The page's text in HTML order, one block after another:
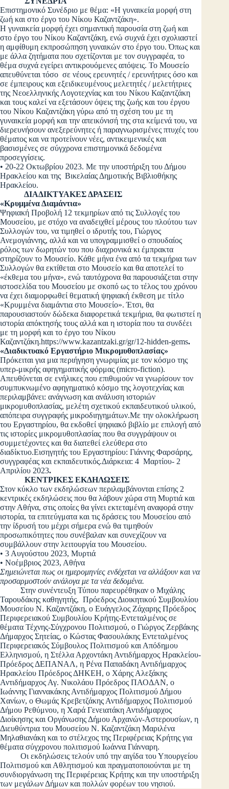
Επιστημονικό Συνέδριο με θέμα: «Η γυναικεία μορφή στη
ζωή και στο έργο του Νίκου Καζαντζάκη».
Η γυναικεία μορφή έχει σημαντική παρουσία στη ζωή και
στο έργο του Νίκου Καζαντζάκη, ενώ συχνά έχει σχολιαστεί
η αμφίθυμη εκπροσώπηση γυναικών στο έργο του. Όπως και
με άλλα ζητήματα που σχετίζονται με τον συγγραφέα, το
θέμα συχνά εγείρει αντικρουόμενες απόψεις. Το Μουσείο
απευθύνεται τόσο σε νέους ερευνητές / ερευνήτριες όσο και
σε έμπειρους και εξειδικευμένους μελετητές / μελετήτριες
της Νεοελληνικής Λογοτεχνίας και του Νίκου Καζαντζάκη
και τους καλεί να εξετάσουν όψεις της ζωής και του έργου
του Νίκου Καζαντζάκη γύρω από τη σχέση του με τη
γυναικεία μορφή και την απεικόνισή της στα κείμενά του, να
διερευνήσουν ανεξερεύνητες ή παραγνωρισμένες πτυχές του
θέματος και να προτείνουν νέες, αντικειμενικές και
βασισμένες σε σύγχρονα επιστημονικά δεδομένα
προσεγγίσεις.
• 20-22 Οκτωβρίου 2023. Με την υποστήριξη του Δήμου
Ηρακλείου και της Βικελαίας Δημοτικής Βιβλιοθήκης
Ηρακλείου.
ΔΙΑΔΙΚΤΥΑΚΕΣ ΔΡΑΣΕΙΣ
«Κρυμμένα Διαμάντια»
Ψηφιακή Προβολή 12 τεκμηρίων από τις Συλλογές του
Μουσείου, με στόχο να αναδειχθεί μέρους του πλούτου των
Συλλογών του, να τιμηθεί ο ιδρυτής του, Γιώργος
Ανεμογιάννης, αλλά και να υπογραμμισθεί ο σπουδαίος
ρόλος των δωρητών του που διαχρονικά κι έμπρακτα
στηρίζουν το Μουσείο. Κάθε μήνα ένα από τα τεκμήρια των
Συλλογών θα εκτίθεται στο Μουσείο και θα αποτελεί το
«έκθεμα του μήνα», ενώ ταυτόχρονα θα παρουσιάζεται στην
ιστοσελίδα του Μουσείου με σκοπό ως το τέλος του χρόνου
να έχει διαμορφωθεί θεματική ψηφιακή έκθεση με τίτλο
«Κρυμμένα διαμάντια στο Μουσείο». Έτσι, θα
παρουσιαστούν δώδεκα διαφορετικά τεκμήρια, θα φωτιστεί η
ιστορία απόκτησής τους αλλά και η ιστορία που τα συνδέει
με τη μορφή και το έργο του Νίκου
Καζαντζάκη.https://www.kazantzaki.gr/gr/12-hidden-gems.
«Διαδικτυακό Εργαστήριο Μικρομυθοπλασίας»
Πρόκειται για μια περιήγηση γνωριμίας με τον κόσμο της
υπερ-μικρής αφηγηματικής φόρμας (micro-fiction).
Απευθύνεται σε ενήλικες που επιθυμούν να γνωρίσουν τον
συμπυκνωμένο αφηγηματικό κόσμο της λογοτεχνίας και
περιλαμβάνει: ανάγνωση και ανάλυση ιστοριών
μικρομυθοπλασίας, μελέτη σχετικού εκπαιδευτικού υλικού,
απόπειρα συγγραφής μικροδιηγημάτων.Με την ολοκλήρωση
του Εργαστηρίου, θα εκδοθεί ψηφιακό βιβλίο με επιλογή από
τις ιστορίες μικρομυθοπλασίας που θα συγγράψουν οι
συμμετέχοντες και θα διατεθεί ελεύθερα στο
διαδίκτυο.Εισηγητής του Εργαστηρίου: Γιάννης Φαρσάρης,
συγγραφέας και εκπαιδευτικός.Διάρκεια: 4 Μαρτίου- 2
Απριλίου 2023.
ΚΕΝΤΡΙΚΕΣ ΕΚΔΗΛΩΣΕΙΣ
Στον κύκλο των εκδηλώσεων περιλαμβάνονται επίσης 2
κεντρικές εκδηλώσεις που θα λάβουν χώρα στη Μυρτιά και
στην Αθήνα, στις οποίες θα γίνει εκτεταμένη αναφορά στην
ιστορία, τα επιτεύγματα και τις δράσεις του Μουσείου από
την ίδρυσή του μέχρι σήμερα ενώ θα τιμηθούν
προσωπικότητες που συνέβαλαν και συνεχίζουν να
συμβάλλουν στην λειτουργία του Μουσείου.
• 3 Αυγούστου 2023, Μυρτιά
• Νοέμβριος 2023, Αθήνα
Σημειώνεται πως οι ημερομηνίες ενδέχεται να αλλάξουν και να
προσαρμοστούν ανάλογα με τα νέα δεδομένα.
Στην συνέντευξη Τύπου παρευρέθηκαν ο Μιχάλης
Ταρουδάκης καθηγητής, Πρόεδρος Διοικητικού Συμβουλίου
Μουσείου Ν. Καζαντζάκη, ο Ευάγγελος Ζάχαρης Πρόεδρος
Περιφερειακού Συμβουλίου Κρήτης-Εντεταλμένος σε
θέματα Τέχνης-Σύγχρονου Πολιτισμού, ο Γιώργος Ζερβάκης
Δήμαρχος Σητείας, ο Κώστας Φασουλάκης Εντεταλμένος
Περιφερειακός Σύμβουλος Πολιτισμού και Απόδημου
Ελληνισμού, η Στέλλα Αρχοντάκη Αντιδήμαρχος Ηρακλείου-
Πρόεδρος ΔΕΠΑΝΑΛ, η Ρένα Παπαδάκη Αντιδήμαρχος
Ηρακλείου Πρόεδρος ΔΗΚΕΗ, ο Χάρης Αλεξάκης
Αντιδήμαρχος Αγ. Νικολάου Πρόεδρος ΠΑΟΔΑΝ, ο
Ιωάννης Γιαννακάκης Αντιδήμαρχος Πολιτισμού Δήμου
Χανίων, ο Θωμάς Κρεβετζάκης Αντιδήμαρχος Πολιτισμού
Δήμου Ρεθύμνου, η Χαρά Γενειατάκη Αντιδήμαρχος
Διοίκησης και Οργάνωσης Δήμου Αρχανών-Αστερουσίων, η
Διευθύντρια του Μουσείου Ν. Καζαντζάκη Μαριλένα
Μηλαθιανάκη και το στέλεχος της Περιφέρειας Κρήτης για
θέματα σύγχρονου πολιτισμού Ιωάννα Γιάνναρη.
Οι εκδηλώσεις τελούν υπό την αιγίδα του Υπουργείου
Πολιτισμού και Αθλητισμού και πραγματοποιούνται με τη
συνδιοργάνωση της Περιφέρειας Κρήτης και την υποστήριξη
των μεγάλων Δήμων και πολλών φορέων του νησιού.